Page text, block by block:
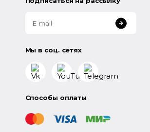
Мы в соц. сетях
Способы оплаты